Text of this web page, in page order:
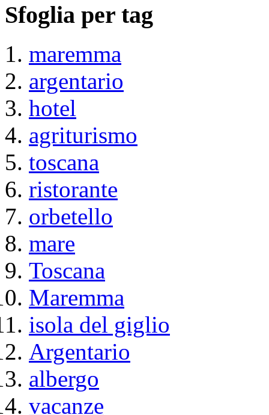
Sfoglia per tag
maremma
argentario
hotel
agriturismo
toscana
ristorante
orbetello
mare
Toscana
Maremma
isola del giglio
Argentario
albergo
vacanze